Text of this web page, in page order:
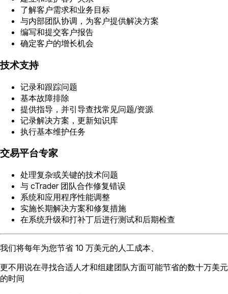
了解客户需求和业务目标
与内部团队协调，为客户提供解决方案
编写和提交客户报告
确定客户的增长机会
技术支持
记录和跟踪问题
基本故障排除
提供指导，并引导查找常见问题/资源
记录解决方案，更新知识库
执行基本维护任务
交易平台专家
处理复杂或关键的技术问题
与 cTrader 团队合作修复错误
系统和应用程序性能调整
实施长期解决方案和修复措施
在系统升级和打补丁后进行测试和后期检查
我们将每年为您节省 10 万美元的人工成本、
更不用说在寻找合适人才和组建团队方面可能节省的数十万美元
的时间